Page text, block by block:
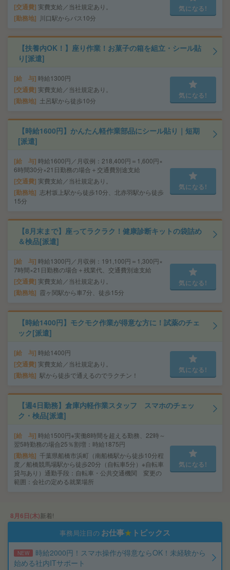
交通費 実費支給／当社規定あり。
勤務地 川口駅からバス10分
気になる!
【扶養内OK！】座り作業！お菓子の箱を組立・シール貼
り[派遣]
給 与 時給1300円
交通費 実費支給／当社規定あり。
勤務地 土呂駅から徒歩10分
気になる!
【時給1600円】かんたん軽作業部品にシール貼り｜短期
[派遣]
給 与 時給1600円／月収例：218,400円＝1,600円×
6時間30分×21日勤務の場合＋交通費別途支給
交通費 実費支給／当社規定あり。
勤務地 志村坂上駅から徒歩10分、北赤羽駅から徒歩
15分
気になる!
【8月末まで】座ってラクラク！健康診断キットの袋詰め
＆検品[派遣]
給 与 時給1300円／月収例：191,100円＝1,300円×
7時間×21日勤務の場合＋残業代、交通費別途支給
交通費 実費支給／当社規定あり。
勤務地 霞ヶ関駅から車7分、徒歩15分
気になる!
【時給1400円】モクモク作業が得意な方に！試薬のチェ
ック[派遣]
給 与 時給1400円
交通費 実費支給／当社規定あり。
勤務地 駅から徒歩で通えるのでラクチン！
気になる!
【週4日勤務】倉庫内軽作業スタッフ スマホのチェッ
ク・検品[派遣]
給 与 時給1500円※実働8時間を超える勤務、22時～
翌5時勤務の場合25％割増：時給1875円
勤務地 千葉県船橋市浜町（南船橋駅から徒歩10分程
度／船橋競馬場駅から徒歩20分（自転車5分）※自転車
貸与あり）通勤手段：自転車・公共交通機関 変更の
範囲：会社の定める就業場所
気になる!
8月6日(木)新着!
事務局注目の お仕事★ トピックス
NEW
時給2000円！スマホ操作が得意ならOK！未経験から
始める社内ITサポート